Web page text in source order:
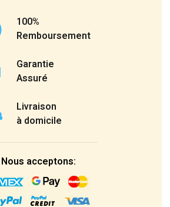
100%
Remboursement
Garantie
Assuré
Livraison
à domicile
Nous acceptons: